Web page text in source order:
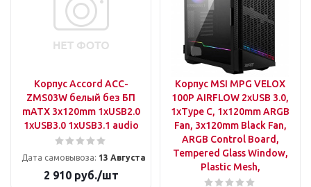
Корпус Accord ACC-
ZMS03W белый без БП
mATX 3x120mm 1xUSB2.0
1xUSB3.0 1xUSB3.1 audio
Дата самовывоза: 13 Августа
2 910руб./шт
Корпус MSI MPG VELOX
100P AIRFLOW 2xUSB 3.0,
1xType C, 1x120mm ARGB
Fan, 3x120mm Black Fan,
ARGB Control Board,
Tempered Glass Window,
Plastic Mesh,